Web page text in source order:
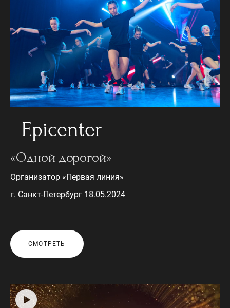
Epicenter
«Одной дорогой»
Организатор «Первая линия»
г. Санкт-Петербург 18.05.2024
СМОТРЕТЬ